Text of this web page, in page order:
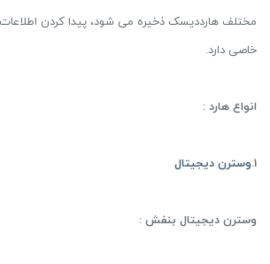
مختلف هارددیسک ذخیره می شود، پیدا کردن اطلاعات
خاصی دارد.
انواع هارد :
1. وسترن دیجیتال
وسترن دیجیتال بنفش :